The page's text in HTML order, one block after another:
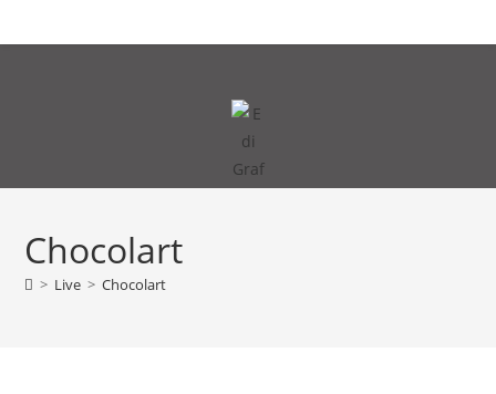
Inhalt
Chocolart
> Live > Chocolart